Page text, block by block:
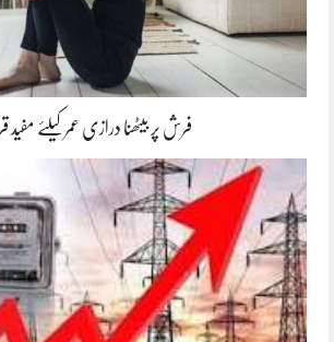
فرش پر بیٹھنا درازی عمر کیلئے مفید